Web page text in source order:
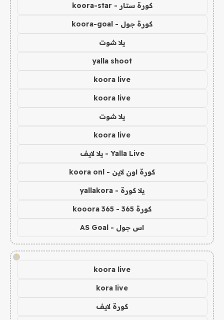
كورة ستار - koora-star
كورة جول - koora-goal
يلا شوت
yalla shoot
koora live
koora live
يلا شوت
koora live
Yalla Live - يلا لايف
كورة اون لاين - koora onl
يلا كورة - yallakora
كورة 365 - kooora 365
اس جول - AS Goal
!
koora live
kora live
كورة لايف